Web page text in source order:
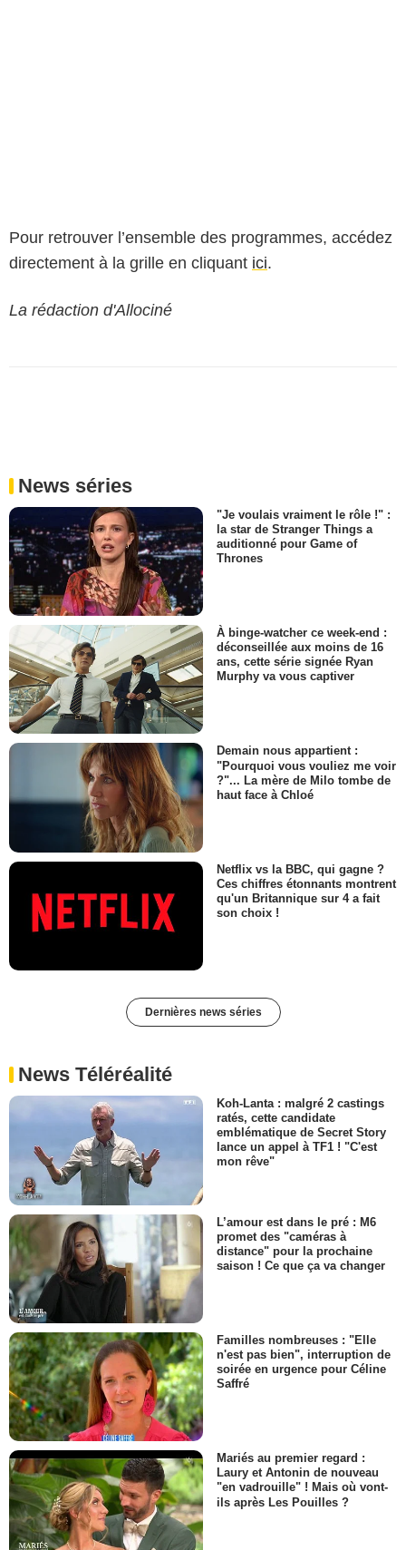
Pour retrouver l’ensemble des programmes, accédez
directement à la grille en cliquant ici.
La rédaction d'Allociné
News séries
"Je voulais vraiment le rôle !" :
la star de Stranger Things a
auditionné pour Game of
Thrones
À binge-watcher ce week-end :
déconseillée aux moins de 16
ans, cette série signée Ryan
Murphy va vous captiver
Demain nous appartient :
"Pourquoi vous vouliez me voir
?"... La mère de Milo tombe de
haut face à Chloé
Netflix vs la BBC, qui gagne ?
Ces chiffres étonnants montrent
qu'un Britannique sur 4 a fait
son choix !
Dernières news séries
News Téléréalité
Koh-Lanta : malgré 2 castings
ratés, cette candidate
emblématique de Secret Story
lance un appel à TF1 ! "C'est
mon rêve"
L’amour est dans le pré : M6
promet des "caméras à
distance" pour la prochaine
saison ! Ce que ça va changer
Familles nombreuses : "Elle
n'est pas bien", interruption de
soirée en urgence pour Céline
Saffré
Mariés au premier regard :
Laury et Antonin de nouveau
"en vadrouille" ! Mais où vont-
ils après Les Pouilles ?